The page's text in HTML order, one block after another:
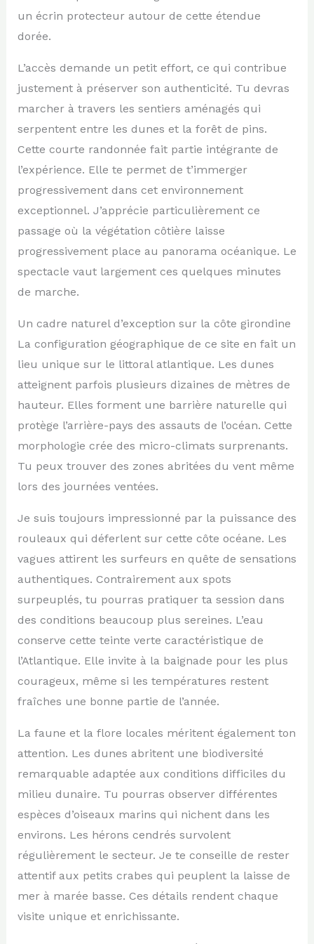
un écrin protecteur autour de cette étendue
dorée.
L’accès demande un petit effort, ce qui contribue
justement à préserver son authenticité. Tu devras
marcher à travers les sentiers aménagés qui
serpentent entre les dunes et la forêt de pins.
Cette courte randonnée fait partie intégrante de
l’expérience. Elle te permet de t’immerger
progressivement dans cet environnement
exceptionnel. J’apprécie particulièrement ce
passage où la végétation côtière laisse
progressivement place au panorama océanique. Le
spectacle vaut largement ces quelques minutes
de marche.
Un cadre naturel d’exception sur la côte girondine
La configuration géographique de ce site en fait un
lieu unique sur le littoral atlantique. Les dunes
atteignent parfois plusieurs dizaines de mètres de
hauteur. Elles forment une barrière naturelle qui
protège l’arrière-pays des assauts de l’océan. Cette
morphologie crée des micro-climats surprenants.
Tu peux trouver des zones abritées du vent même
lors des journées ventées.
Je suis toujours impressionné par la puissance des
rouleaux qui déferlent sur cette côte océane. Les
vagues attirent les surfeurs en quête de sensations
authentiques. Contrairement aux spots
surpeuplés, tu pourras pratiquer ta session dans
des conditions beaucoup plus sereines. L’eau
conserve cette teinte verte caractéristique de
l’Atlantique. Elle invite à la baignade pour les plus
courageux, même si les températures restent
fraîches une bonne partie de l’année.
La faune et la flore locales méritent également ton
attention. Les dunes abritent une biodiversité
remarquable adaptée aux conditions difficiles du
milieu dunaire. Tu pourras observer différentes
espèces d’oiseaux marins qui nichent dans les
environs. Les hérons cendrés survolent
régulièrement le secteur. Je te conseille de rester
attentif aux petits crabes qui peuplent la laisse de
mer à marée basse. Ces détails rendent chaque
visite unique et enrichissante.